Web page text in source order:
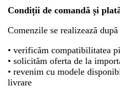
Condiții de comandă și
Comenzile se realizează
• verificăm compatibilitatea
• solicităm oferta de la
• revenim cu modele
livrare